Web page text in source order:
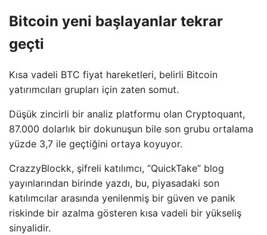
Bitcoin yeni başlayanlar tekrar
geçti
Kısa vadeli BTC fiyat hareketleri, belirli Bitcoin
yatırımcıları grupları için zaten somut.
Düşük zincirli bir analiz platformu olan Cryptoquant,
87.000 dolarlık bir dokunuşun bile son grubu ortalama
yüzde 3,7 ile geçtiğini ortaya koyuyor.
CrazzyBlockk, şifreli katılımcı, “QuickTake” blog
yayınlarından birinde yazdı, bu, piyasadaki son
katılımcılar arasında yenilenmiş bir güven ve panik
riskinde bir azalma gösteren kısa vadeli bir yükseliş
sinyalidir.